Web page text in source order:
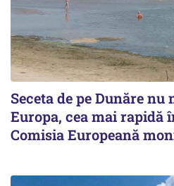
Seceta de pe Dunăre nu
Europa, cea mai rapidă
Comisia Europeană